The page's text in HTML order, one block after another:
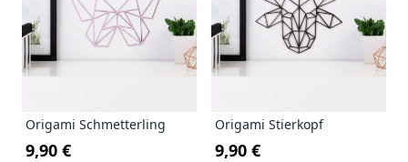
Origami Schmetterling
9,90 €
Origami Stierkopf
9,90 €